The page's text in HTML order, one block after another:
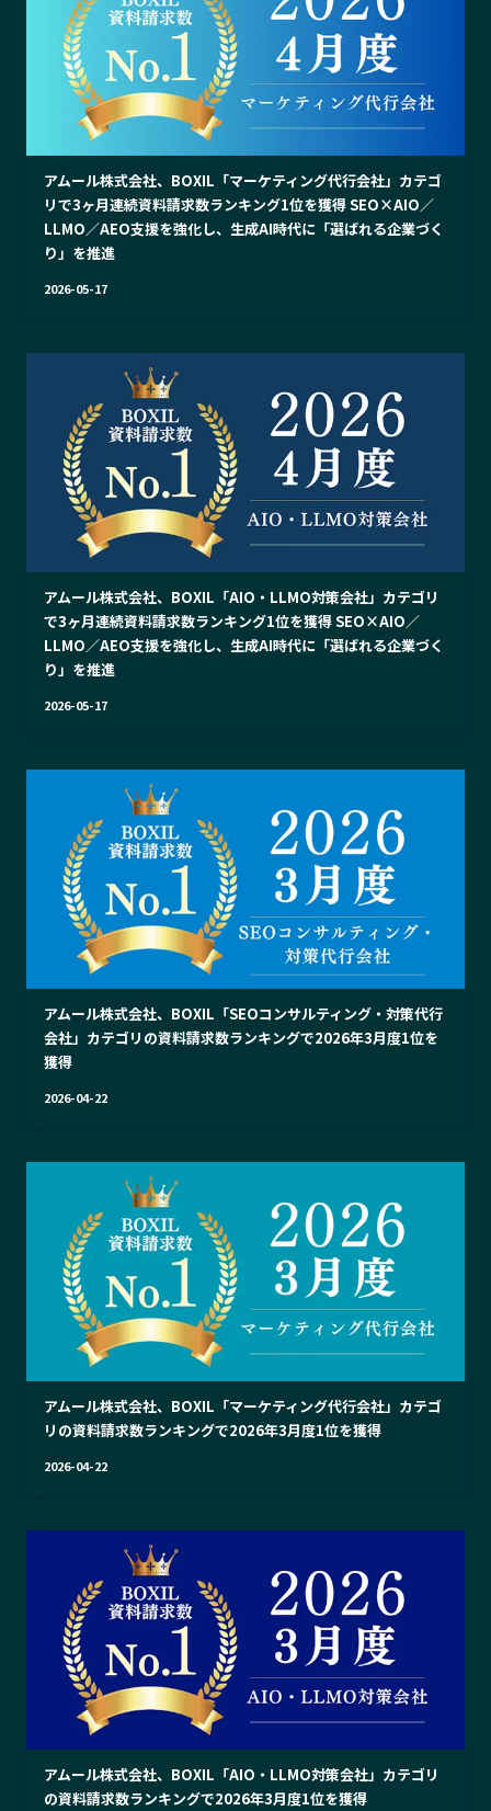
アムール株式会社、BOXIL「マーケティング代行会社」カテゴ
リで3ヶ月連続資料請求数ランキング1位を獲得 SEO×AIO／
LLMO／AEO支援を強化し、生成AI時代に「選ばれる企業づく
り」を推進
2026-05-17
アムール株式会社、BOXIL「AIO・LLMO対策会社」カテゴリ
で3ヶ月連続資料請求数ランキング1位を獲得 SEO×AIO／
LLMO／AEO支援を強化し、生成AI時代に「選ばれる企業づく
り」を推進
2026-05-17
アムール株式会社、BOXIL「SEOコンサルティング・対策代行
会社」カテゴリの資料請求数ランキングで2026年3月度1位を
獲得
2026-04-22
アムール株式会社、BOXIL「マーケティング代行会社」カテゴ
リの資料請求数ランキングで2026年3月度1位を獲得
2026-04-22
アムール株式会社、BOXIL「AIO・LLMO対策会社」カテゴリ
の資料請求数ランキングで2026年3月度1位を獲得